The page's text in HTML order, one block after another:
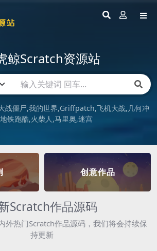
鲸Scratch资源站
战僵尸 我的世界 Griffpatch 飞机大战 几何冲
地铁跑酷 火柴人 马里奥 迷宫
创意作品
Scratch作品源码
外热门Scratch作品源码，我们将会持续保
持更新